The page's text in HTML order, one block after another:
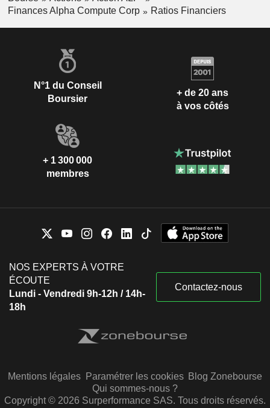
Finances Alpha Compute Corp
Ratios Financiers
N°1 du Conseil
Boursier
+ de 20 ans
à vos côtés
+ 1 300 000
membres
NOS EXPERTS À VOTRE
ÉCOUTE
Lundi - Vendredi 9h-12h / 14h-
18h
Contactez-nous
Mentions légales Paramétrer les cookies Blog Zonebourse
Qui sommes-nous ?
Copyright © 2026 Surperformance SAS. Tous droits réservés.